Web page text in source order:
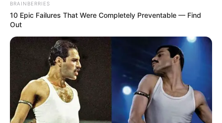
BRAINBERRIES
10 Epic Failures That Were Completely Preventable — Find
Out